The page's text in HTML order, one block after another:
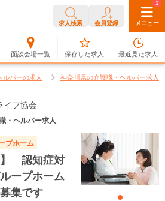
求人検索 会員登録 メニュー
面談会場一覧
0
保存した求人
1
最近見た求人
ルパーの求人 神奈川県の介護職・ヘルパー求人
イフ協会
・ヘルパー求人
プホーム
】 認知症対
ープホーム
集です